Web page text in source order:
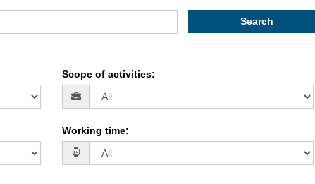
Search
Scope of activities:
Working time: